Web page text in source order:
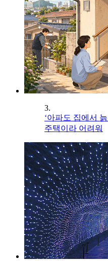
3.
‘아파도 집에서
주택이라 어려워